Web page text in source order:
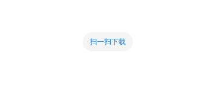
扫一扫下载